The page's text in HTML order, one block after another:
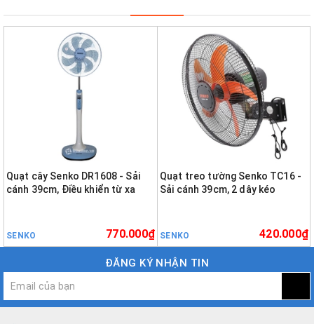
Quạt cây Senko DR1608 - Sải
cánh 39cm, Điều khiển từ xa
SENKO 770.000₫
Quạt treo tường Senko TC16 -
Sải cánh 39cm, 2 dây kéo
SENKO 420.000₫
ĐĂNG KÝ NHẬN TIN